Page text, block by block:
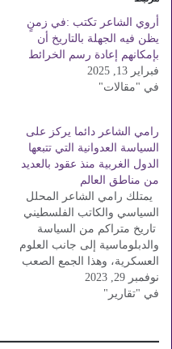
أروي الشاعر تكتب :في زمنٍ
يظن فيه الجهلة بالتاريخ أن
بإمكانهم إعادة رسم الخرائط
فبراير 13, 2025
في "مقالات"
رامي الشاعر دائما يركز على
السياسة العدوانية التي تتبعها
الدول الغربية منذ عقود بالعديد
من مناطق العالم
يمتلك رامي الشاعر المحلل
السياسي والكاتب الفلسطيني
تاريخ متراكم من السياسة
والدبلوماسية إلى جانب العلوم
العسكرية، وهذا الجمع الصعب
بين السياسة والدبلوماسية
والعسكرية جعله رجل السونار
الجميع لرأيه في كافة القضايا
نوفمبر 29, 2023
في "تقارير"